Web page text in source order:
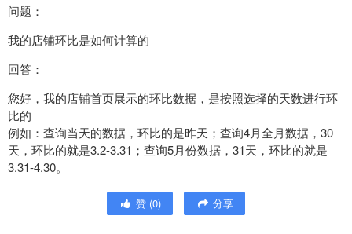
问题：
我的店铺环比是如何计算的
回答：
您好，我的店铺首页展示的环比数据，是按照选择的天数进行环
比的
例如：查询当天的数据，环比的是昨天；查询4月全月数据，30
天，环比的就是3.2-3.31；查询5月份数据，31天，环比的就是
3.31-4.30。
赞 (0) 分享